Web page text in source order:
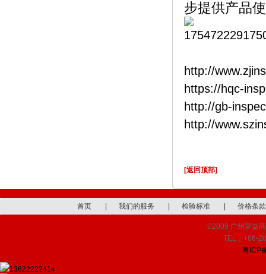
步提供产品
http://
https://hqc-
http://gb-
http://
[返回顶部]
首页 我们的服务 检验标准 价格条款
©2009 广州荣益
TEL：+86-
粤ICP
13622222414